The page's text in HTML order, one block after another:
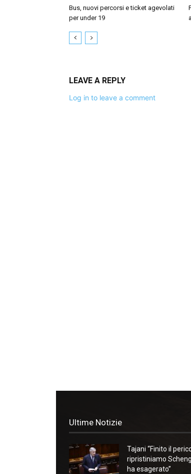
Bus, nuovi percorsi e ticket agevolati
per under 19
LEAVE A REPLY
Log in to leave a comment
Ultime Notizie
Tajani “Finito il
ripristiniamo
ha esagerato”